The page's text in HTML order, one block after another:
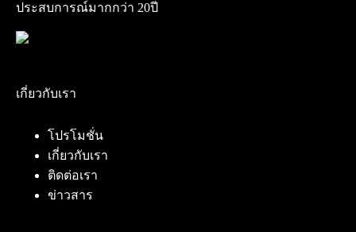
ประสบการณ์มากกว่า 20ปี
เกี่ยวกับเรา
โปรโมชั่น
เกี่ยวกับเรา
ติดต่อเรา
ข่าวสาร